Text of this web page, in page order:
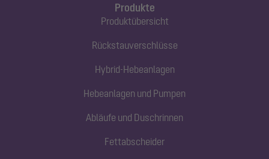
Produkte
Produktübersicht
Rückstauverschlüsse
Hybrid-Hebeanlagen
Hebeanlagen und Pumpen
Abläufe und Duschrinnen
Fettabscheider